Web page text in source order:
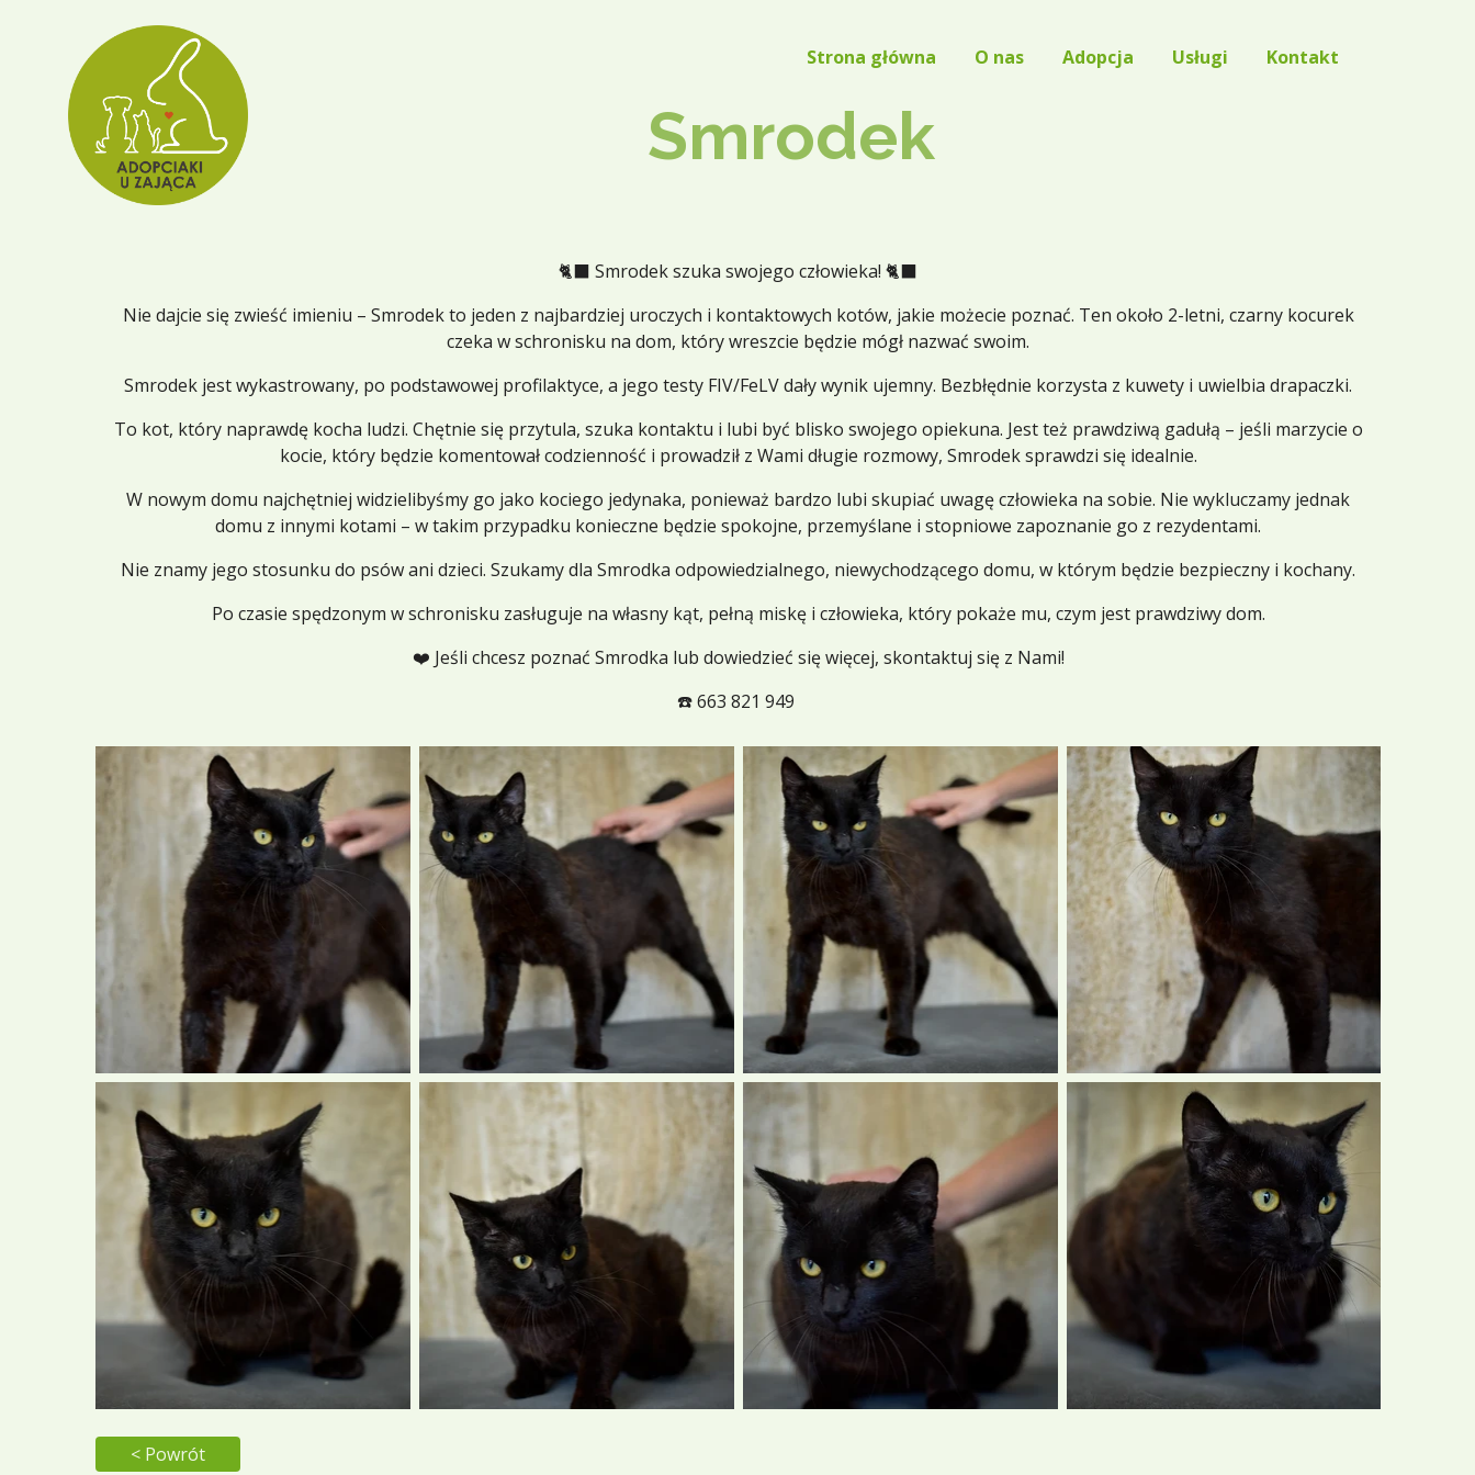
Smrodek
Strona główna
O nas
Adopcja
Usługi
Kontakt
< Powrót
🐈‍⬛ Smrodek szuka swojego człowieka! 🐈‍⬛
Nie dajcie się zwieść imieniu – Smrodek to jeden z najbardziej uroczych i kontaktowych kotów, jakie możecie poznać. Ten około 2-letni, czarny kocurek
czeka w schronisku na dom, który wreszcie będzie mógł nazwać swoim.
Smrodek jest wykastrowany, po podstawowej profilaktyce, a jego testy FIV/FeLV dały wynik ujemny. Bezbłędnie korzysta z kuwety i uwielbia drapaczki.
To kot, który naprawdę kocha ludzi. Chętnie się przytula, szuka kontaktu i lubi być blisko swojego opiekuna. Jest też prawdziwą gadułą – jeśli marzycie o
kocie, który będzie komentował codzienność i prowadził z Wami długie rozmowy, Smrodek sprawdzi się idealnie.
W nowym domu najchętniej widzielibyśmy go jako kociego jedynaka, ponieważ bardzo lubi skupiać uwagę człowieka na sobie. Nie wykluczamy jednak
domu z innymi kotami – w takim przypadku konieczne będzie spokojne, przemyślane i stopniowe zapoznanie go z rezydentami.
Nie znamy jego stosunku do psów ani dzieci. Szukamy dla Smrodka odpowiedzialnego, niewychodzącego domu, w którym będzie bezpieczny i kochany.
Po czasie spędzonym w schronisku zasługuje na własny kąt, pełną miskę i człowieka, który pokaże mu, czym jest prawdziwy dom.
❤️ Jeśli chcesz poznać Smrodka lub dowiedzieć się więcej, skontaktuj się z Nami!
☎️ 663 821 949